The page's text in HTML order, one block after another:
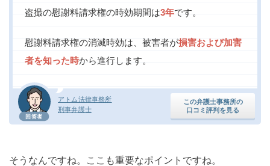
回答者
アトム法律事務所
刑事弁護士
この弁護士事務所の
口コミ評判を見る
盗撮の慰謝料請求権の時効期間は3年です。
慰謝料請求権の消滅時効は、被害者が損害および加害
者を知った時から進行します。
そうなんですね。ここも重要なポイントですね。